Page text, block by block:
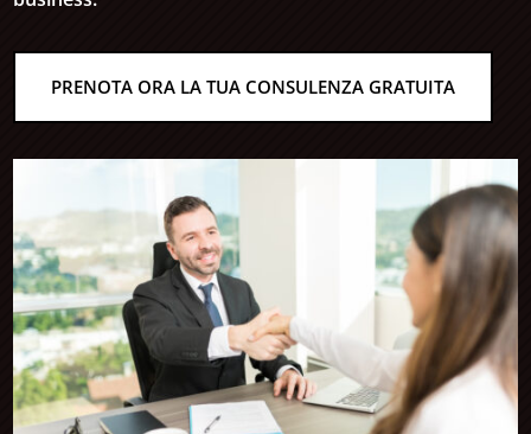
PRENOTA ORA LA TUA CONSULENZA GRATUITA